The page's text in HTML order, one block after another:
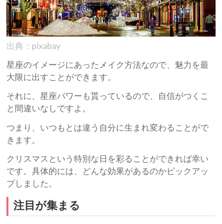
出典：pixabay
星座のイメージにあったメイク方法なので、魅力を最
大限に出すことができます。
それに、星座パワーも貰っているので、自信がつくこ
と間違いなしですよ。
つまり、いつもとは違う自分に生まれ変わることがで
きます。
クリスマスという特別な日を彩ることができれば幸い
です。具体的には、どんな効果があるのかピックアッ
プしました。
注目が集まる